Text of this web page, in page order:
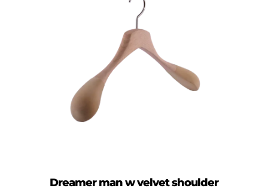
Dreamer man w velvet shoulder